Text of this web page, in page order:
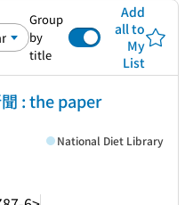
Group
by
title
Add
all to
My
List
: the paper
National Diet Library